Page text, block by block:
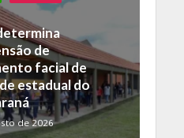
de
facial de
estadual do
de 2026